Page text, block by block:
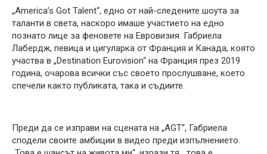
„America’s Got Talent“, едно от най-следените шоута за
таланти в света, наскоро имаше участието на едно
познато лице за феновете на Евровизия. Габриела
Лабердж, певица и цигуларка от Франция и Канада, която
участва в „Destination Eurovision“ на Франция през 2019
година, очарова всички със своето прослушване, което
спечели както публиката, така и съдиите.
Преди да се изправи на сцената на „AGT“, Габриела
сподели своите амбиции в видео преди изпълнението.